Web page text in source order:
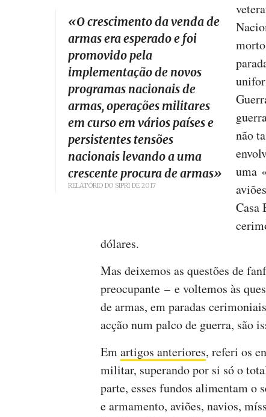
«O crescimento da venda de
armas era esperado e foi
promovido pela
implementação de novos
programas nacionais de
armas, operações militares
em curso em vários países e
persistentes tensões
nacionais levando a uma
crescente procura de armas»
RELATÓRIO DO SIPRI DE 2017
não
uma
Casa
dólares.
Mas deixemos as questões de
preocupante – e voltemos às
de armas, em paradas
acção num palco de guerra, são
Emartigos anteriores, referi os
militar, superando por si só o
parte, esses fundos alimentam o
e armamento, aviões, navios,